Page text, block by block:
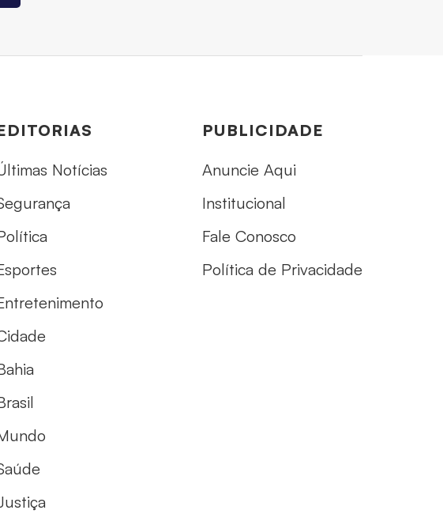
Notícias
PUBLICIDADE
Anuncie Aqui
Institucional
Fale Conosco
Política de Privacidade